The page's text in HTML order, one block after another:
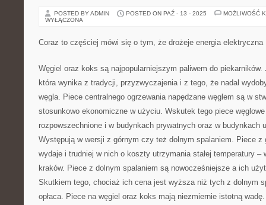
POSTED BY ADMIN POSTED ON PAŹ - 13 - 2025
MOŻLIWOŚĆ
WYŁĄCZONA
Coraz to częściej mówi się o tym, że drożeje energia elektryczna
Węgiel oraz koks są najpopularniejszym paliwem do
która wynika z tradycji, przyzwyczajenia i z tego, że nadal
węgla. Piece centralnego ogrzewania napędzane węglem są w
stosunkowo ekonomiczne w użyciu. Wskutek tego piece
rozpowszechnione i w budynkach prywatnych oraz w budynkach
Występują w wersji z górnym czy też dolnym spalaniem. Piece z
wydaje i trudniej w nich o koszty utrzymania stałej temperatury –
kraków. Piece z dolnym spalaniem są nowocześniejsze a ich
Skutkiem tego, chociaż ich cena jest wyższa niż tych z dolnym
opłaca. Piece na węgiel oraz koks mają niezmiernie istotną